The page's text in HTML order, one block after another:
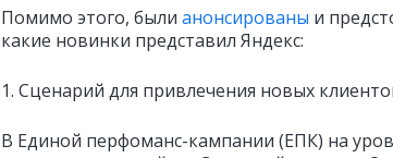
Помимо этого, были анонсированы и
какие новинки представил Яндекс:
1. Сценарий для привлечения новых
В Единой перфоманс-кампании (ЕПК) на